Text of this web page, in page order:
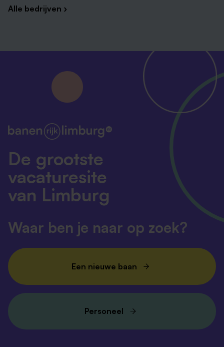
Alle bedrijven ›
De grootste
vacaturesite
van Limburg
Waar ben je naar op zoek?
Een nieuwe baan
Personeel